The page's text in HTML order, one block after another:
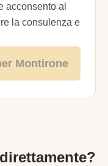
acconsento al
la consulenza e
Montirone